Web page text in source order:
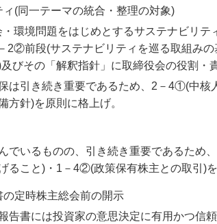
(同一テーマの統合・整理の対象)
・環境問題をはじめとするサステナビリ
2②前段(サステナビリティを巡る取組み
びその「解釈指針」に取締役会の役割・
は引き続き重要であるため、2－4①(中核
方針)を原則に格上げ。
でいるものの、引き続き重要であるため
ること)・1－4②(政策保有株主との取引)を
定時株主総会前の開示
告書には投資家の意思決定に有用かつ信